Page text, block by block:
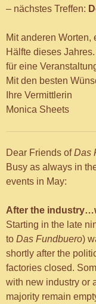
– nächstes Treffen:
Mit anderen
Hälfte dieses
für eine
Mit den besten
Ihre Vermittlerin
Monica Sheets
Dear Friends ofDas
Busy as always in
events in May:
After the
Starting in the late
to Das Fundbuero)
shortly after the
factories closed.
with new industry or
majority remain